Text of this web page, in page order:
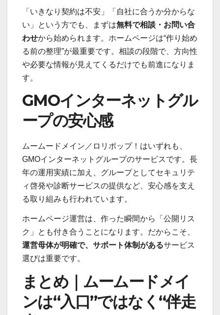
「いきなり契約は不安」「自社に合うか分からな
い」という方でも、まずは無料で相談・お問い合
わせから始められます。ホームページは“作り始め
る前の整理”が最重要です。相談の段階で、方向性
や必要な情報が見えてくるだけでも前進になりま
す。
GMOインターネットグル
ープの安心感
ムームードメイン／ロリポップ！はいずれも、
GMOインターネットグループのサービスです。長
年の運用実績に加え、グループとしてセキュリテ
ィ啓発や診断サービスの提供など、安心感を支え
る取り組みも行われています。
ホームページ運営は、作った瞬間から「公開リス
ク」とも付き合うことになります。だからこそ、
運営母体が明確で、サポート体制があるサービス
選びは重要です。
まとめ｜ムームードメイ
ンは“入口”ではなく“伴走